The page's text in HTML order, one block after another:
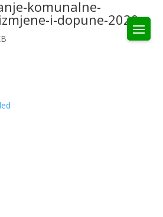
komunalne-
i-dopune-2020